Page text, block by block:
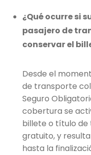
¿Qué ocurre si
pasajero de
conservar el
Desde el
de transporte
Seguro
cobertura se
billete o título de
gratuito, y
hasta la